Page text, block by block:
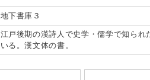
地下書庫３
江戸後期の漢詩人で史学・儒学で知ら
いる。漢文体の書。